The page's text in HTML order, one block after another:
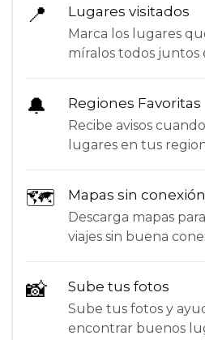
📍 Lugares visitados
Marca los lugares
míralos todos juntos
🔔 Regiones Favoritas
Recibe avisos
lugares en tus
🗺 Mapas sin conexión
Descarga mapas
viajes sin buena
📸 Sube tus fotos
Sube tus fotos y
encontrar buenos